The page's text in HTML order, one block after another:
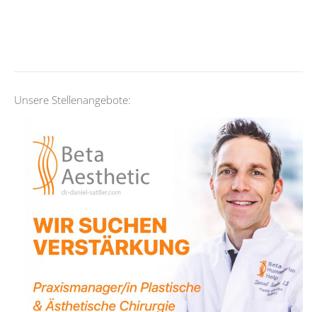
Unsere Stellenangebote: